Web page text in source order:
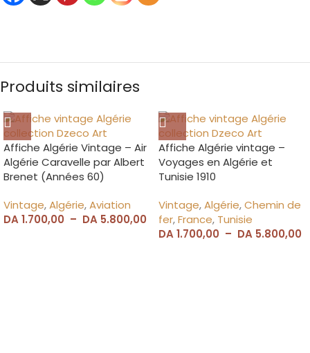
Produits similaires
Affiche Algérie Vintage – Air
Algérie Caravelle par Albert
Brenet (Années 60)
Vintage,Algérie,Aviation
DA1.700,00 – DA 5.800,00
Affiche Algérie vintage –
Voyages en Algérie et
Tunisie 1910
Vintage,Algérie,Chemin de
fer,France, Tunisie
DA1.700,00 – DA 5.800,00